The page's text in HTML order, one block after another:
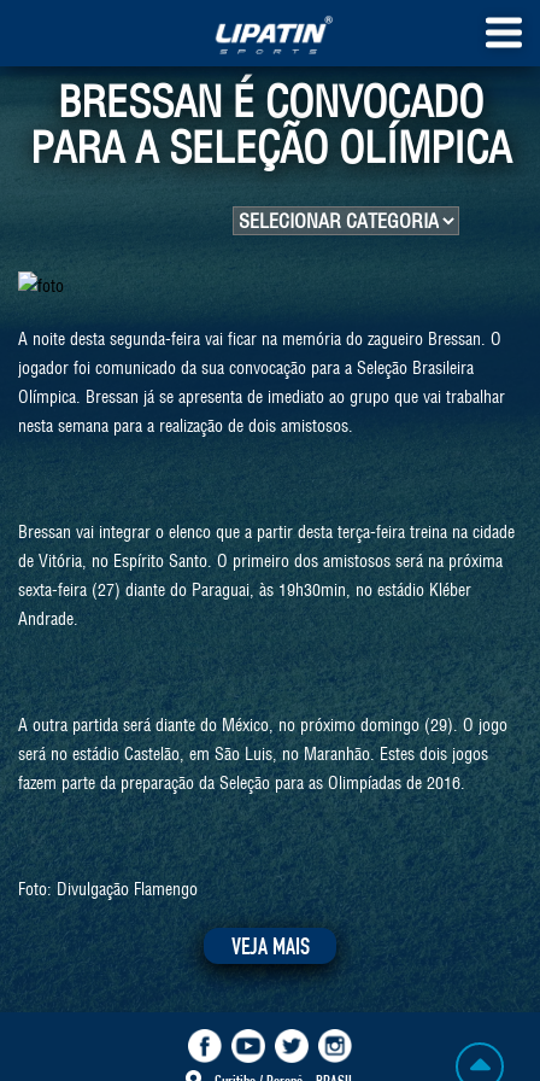
BRESSAN É CONVOCADO
PARA A SELEÇÃO OLÍMPICA
A noite desta segunda-feira vai ficar na memória do zagueiro Bressan. O
jogador foi comunicado da sua convocação para a Seleção Brasileira
Olímpica. Bressan já se apresenta de imediato ao grupo que vai trabalhar
nesta semana para a realização de dois amistosos.
Bressan vai integrar o elenco que a partir desta terça-feira treina na cidade
de Vitória, no Espírito Santo. O primeiro dos amistosos será na próxima
sexta-feira (27) diante do Paraguai, às 19h30min, no estádio Kléber
Andrade.
A outra partida será diante do México, no próximo domingo (29). O jogo
será no estádio Castelão, em São Luis, no Maranhão. Estes dois jogos
fazem parte da preparação da Seleção para as Olimpíadas de 2016.
Foto: Divulgação Flamengo
VEJA MAIS